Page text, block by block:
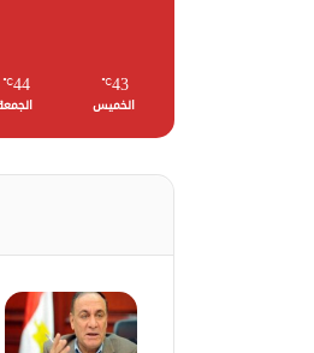
43
℃
الخميس
44
℃